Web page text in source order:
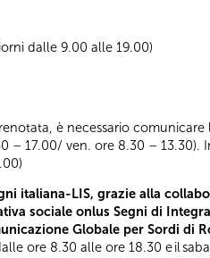
dalle 9.00 alle 19.00)
è necessario
– 17.00/ ven. ore 8.30 –
italiana-LIS, grazie alla
sociale onlus Segni di
Globale per Sordi di
ore 8.30 alle ore 18.30 e il